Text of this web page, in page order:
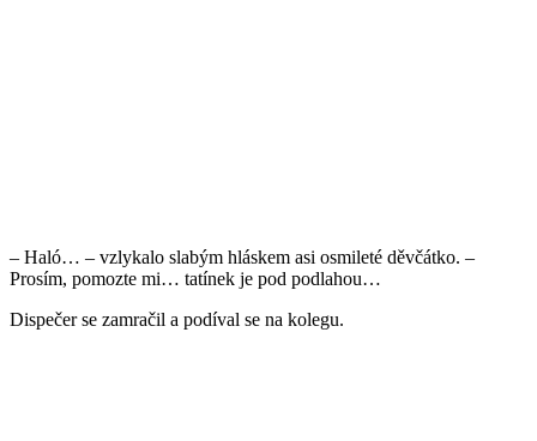
– Haló… – vzlykalo slabým hláskem asi osmileté děvčátko. –
Prosím, pomozte mi… tatínek je pod podlahou…
Dispečer se zamračil a podíval se na kolegu.